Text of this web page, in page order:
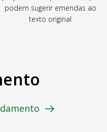
podem sugerir emendas ao
texto original